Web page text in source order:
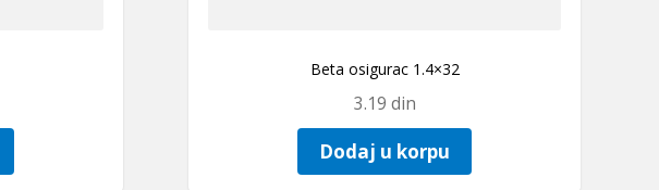
Beta osigurac 1.4×32
3.19 din
Dodaj u korpu